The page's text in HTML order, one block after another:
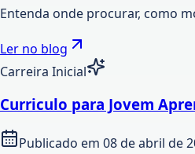
Entenda onde procurar, como
Ler no blog
Carreira Inicial
Curriculo para Jovem
Publicado em 08 de abril de